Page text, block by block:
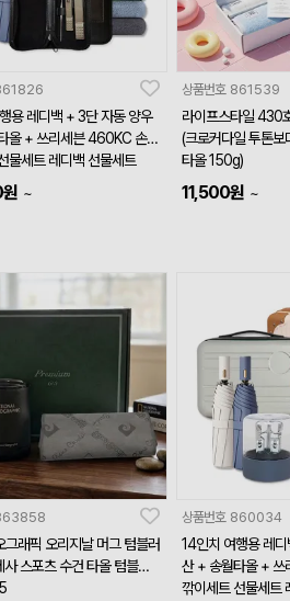
용 레디백 + 3단 자동 양우
올 + 쓰리세븐 460KC 손톱
물세트 레디백 선물세트
원 ~
상품번호 861539
라이프스타일 430
(크로커다일 투톤
타올 150g)
11,500원 ~
그래픽 오리지날 머그 텀블러
스포츠 수건 타올 텀블러
상품번호 860034
14인치 여행용 레
산 + 송월타올 +
깎이세트 선물세트